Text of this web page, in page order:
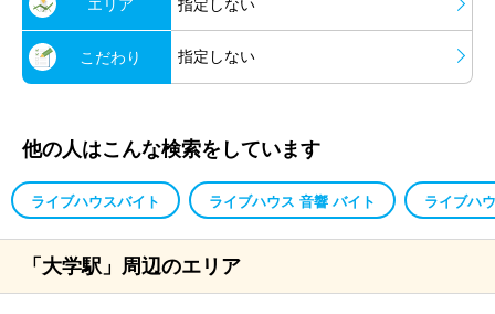
エリア 指定しない
こだわり 指定しない
他の人はこんな検索をしています
ライブハウスバイト ライブハウス 音響 バイト ライブハ
「大学駅」周辺のエリア